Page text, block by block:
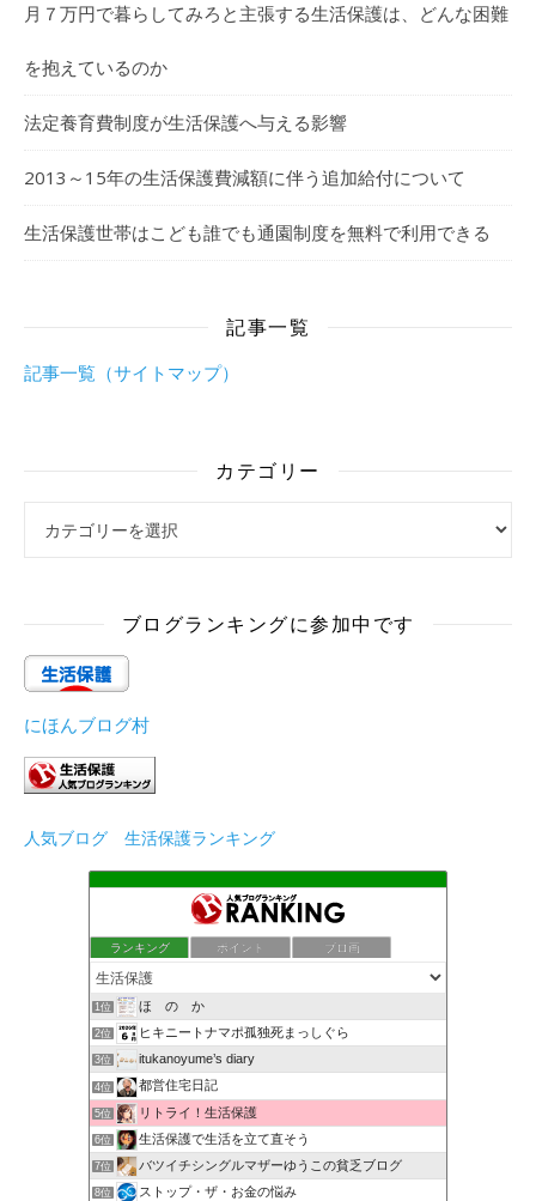
月７万円で暮らしてみろと主張する生活保護は、どんな困難
を抱えているのか
法定養育費制度が生活保護へ与える影響
2013～15年の生活保護費減額に伴う追加給付について
生活保護世帯はこども誰でも通園制度を無料で利用できる
記事一覧
記事一覧（サイトマップ）
カテゴリー
ブログランキングに参加中です
にほんブログ村
人気ブログ 生活保護ランキング
ランキング ポイント ブロ画
1位 ほ の か
2位 ヒキニートナマポ孤独死まっしぐら
3位 itukanoyume’s diary
4位 都営住宅日記
5位 リトライ！生活保護
6位 生活保護で生活を立て直そう
7位 バツイチシングルマザーゆうこの貧乏ブログ
8位 ストップ・ザ・お金の悩み